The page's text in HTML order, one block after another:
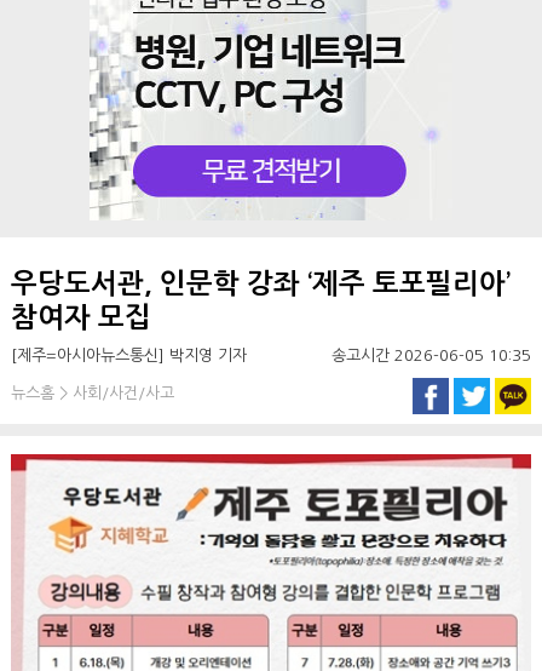
우당도서관, 인문학 강좌 ‘제주 토포필리아’
참여자 모집
[제주=아시아뉴스통신] 박지영 기자 송고시간 2026-06-05 10:35
뉴스홈 > 사회/사건/사고